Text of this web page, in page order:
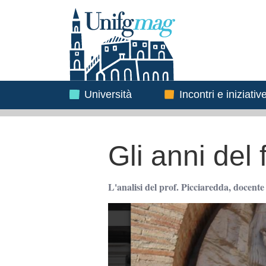
Testata
Università
Immagine Incontri e
Immagine
Gli anni del
L'analisi del prof. Picciaredda,